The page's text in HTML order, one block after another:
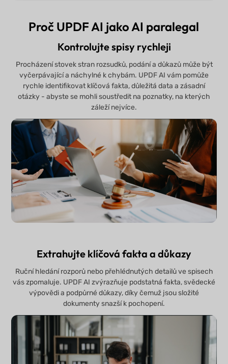
Proč UPDF AI jako AI paralegal
Kontrolujte spisy rychleji
Procházení stovek stran rozsudků, podání a důkazů může být
vyčerpávající a náchylné k chybám. UPDF AI vám pomůže
rychle identifikovat klíčová fakta, důležitá data a zásadní
otázky - abyste se mohli soustředit na poznatky, na kterých
záleží nejvíce.
Extrahujte klíčová fakta a důkazy
Ruční hledání rozporů nebo přehlédnutých detailů ve spisech
vás zpomaluje. UPDF AI zvýrazňuje podstatná fakta, svědecké
výpovědi a podpůrné důkazy, díky čemuž jsou složité
dokumenty snazší k pochopení.